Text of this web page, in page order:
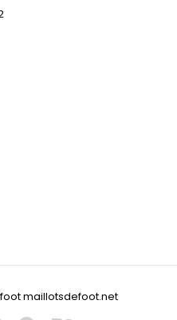
maillotsdefoot.net